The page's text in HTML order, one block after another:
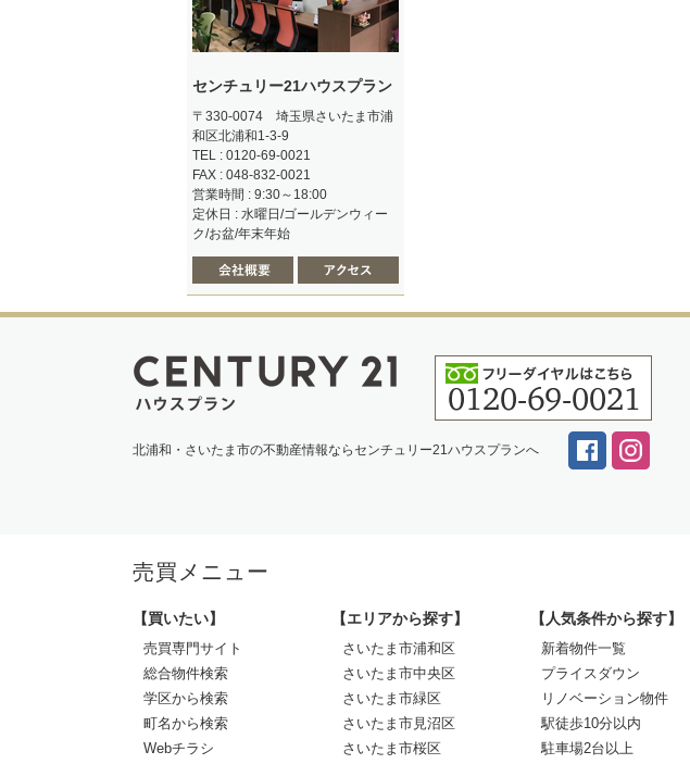
センチュリー21ハウスプラン
〒330-0074 埼玉県さいたま市浦
和区北浦和1-3-9
TEL : 0120-69-0021
FAX : 048-832-0021
営業時間 : 9:30～18:00
定休日 : 水曜日/ゴールデンウィー
ク/お盆/年末年始
北浦和・さいたま市の不動産情報ならセンチュリー21ハウスプランへ
売買メニュー
【買いたい】
売買専門サイト
総合物件検索
学区から検索
町名から検索
Webチラシ
【エリアから探す】
さいたま市浦和区
さいたま市中央区
さいたま市緑区
さいたま市見沼区
さいたま市桜区
【人気条件から探す】
新着物件一覧
プライスダウン
リノベーション物件
駅徒歩10分以内
駐車場2台以上